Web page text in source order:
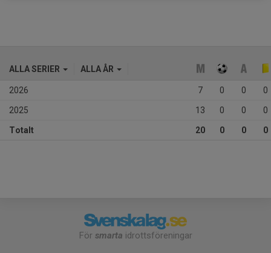
ALLA SERIER ALLA ÅR
2026 7 0 0 0
2025 13 0 0 0
Totalt 20 0 0 0
För smarta idrottsföreningar